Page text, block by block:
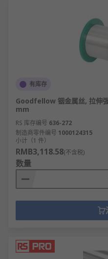
有库存
Goodfellow 铟金属丝, 拉伸
mm
RS 库存编号 636-272
制造商零件编号 1000124315
小计（1 件）
RMB3,118.58(不含税)
数量